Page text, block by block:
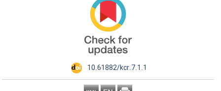
‎ 10.61882/kcr.7.1.1